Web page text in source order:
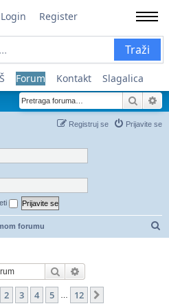
Login Register
Traži
Forum Kontakt Slagalica
Prijavite se
Registruj se
forumu
Pretraga
1od12
2 3 4 5 12